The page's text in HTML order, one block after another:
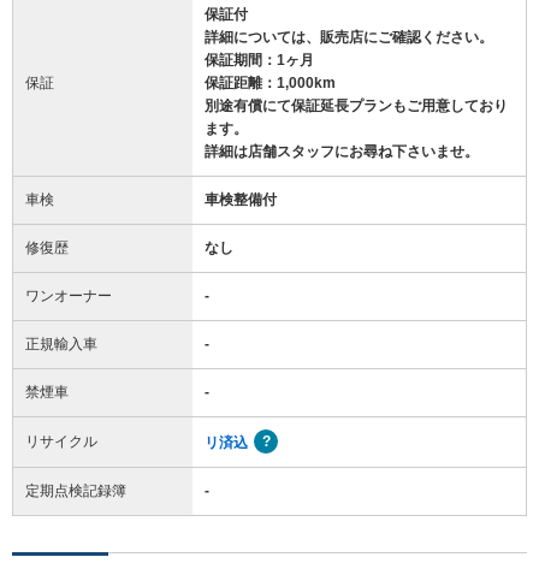
保証
保証付
詳細については、販売店にご確認ください。
保証期間：1ヶ月
保証距離：1,000km
別途有償にて保証延長プランもご用意しており
ます。
詳細は店舗スタッフにお尋ね下さいませ。
車検 車検整備付
修復歴 なし
ワンオーナー -
正規輸入車 -
禁煙車 -
リサイクル リ済込
定期点検記録簿 -